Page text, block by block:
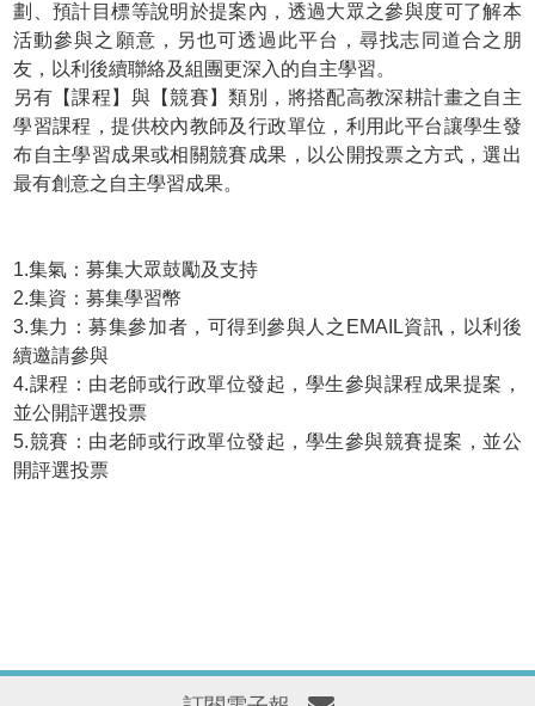
劃、預計目標等說明於提案內，透過大眾之參與度可了解本
活動參與之願意，另也可透過此平台，尋找志同道合之朋
友，以利後續聯絡及組團更深入的自主學習。
另有【課程】與【競賽】類別，將搭配高教深耕計畫之自主
學習課程，提供校內教師及行政單位，利用此平台讓學生發
布自主學習成果或相關競賽成果，以公開投票之方式，選出
最有創意之自主學習成果。
1.集氣：募集大眾鼓勵及支持
2.集資：募集學習幣
3.集力：募集參加者，可得到參與人之EMAIL資訊，以利後
續邀請參與
4.課程：由老師或行政單位發起，學生參與課程成果提案，
並公開評選投票
5.競賽：由老師或行政單位發起，學生參與競賽提案，並公
開評選投票